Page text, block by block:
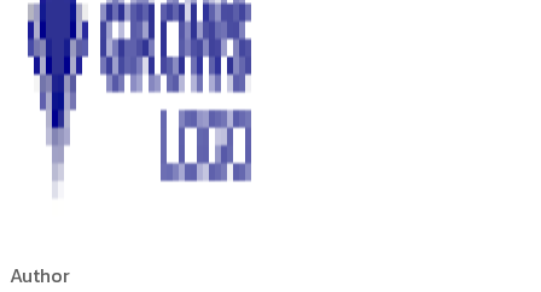
Author